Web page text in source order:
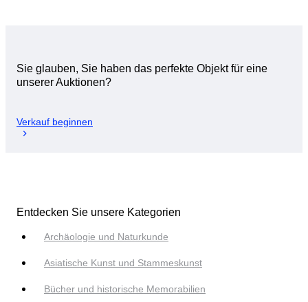
Sie glauben, Sie haben das perfekte Objekt für eine
unserer Auktionen?
Verkauf beginnen
Entdecken Sie unsere Kategorien
Archäologie und Naturkunde
Asiatische Kunst und Stammeskunst
Bücher und historische Memorabilien